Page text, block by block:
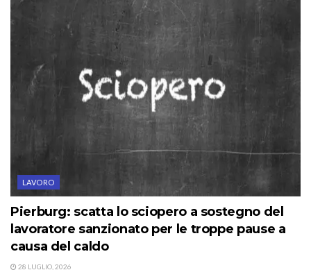
LAVORO
Pierburg: scatta lo sciopero a sostegno del
lavoratore sanzionato per le troppe pause a
causa del caldo
28 LUGLIO, 2026